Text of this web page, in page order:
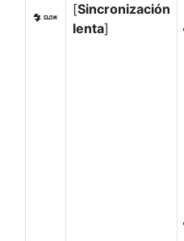
L
[Sincronización
lenta]